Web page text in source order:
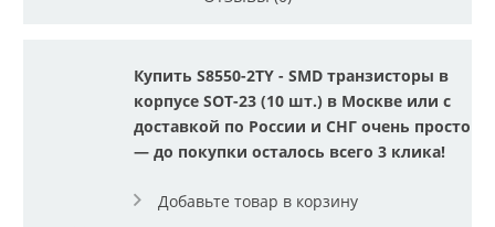
Купить S8550-2TY - SMD транзисторы в
корпусе SOT-23 (10 шт.) в Москве или с
доставкой по России и СНГ очень просто
— до покупки осталось всего 3 клика!
Добавьте товар в корзину